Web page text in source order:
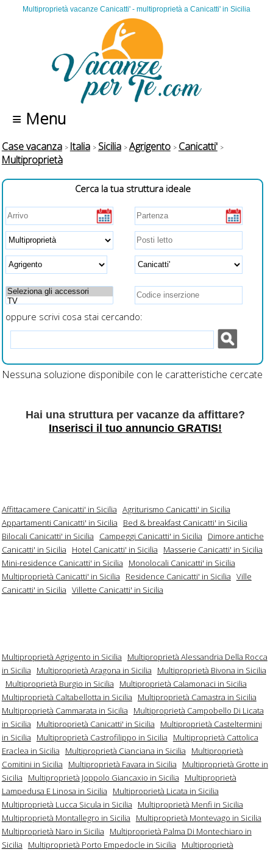
Multiproprietà vacanze Canicatti' - multiproprietà a Canicatti' in Sicilia
≡ Menu
Case vacanza Italia Sicilia Agrigento
Canicatti'
Multiproprietà
Cerca la tua struttura ideale
oppure scrivi cosa stai cercando:
Nessuna soluzione disponibile con le caratteristiche cercate
Hai una struttura per vacanze da affittare?
Inserisci il tuo annuncio GRATIS!
Affittacamere Canicatti' in Sicilia Agriturismo Canicatti' in Sicilia
Appartamenti Canicatti' in Sicilia
Bed & breakfast Canicatti' in Sicilia
Bilocali Canicatti' in Sicilia
Campeggi Canicatti' in Sicilia
Dimore antiche
Canicatti' in Sicilia
Hotel Canicatti' in Sicilia
Masserie Canicatti' in Sicilia
Mini-residence Canicatti' in Sicilia
Monolocali Canicatti' in Sicilia
Multiproprietà Canicatti' in Sicilia
Residence Canicatti' in Sicilia Ville
Canicatti' in Sicilia Villette Canicatti' in Sicilia
Multiproprietà Agrigento in Sicilia
Multiproprietà Alessandria Della Rocca
in Sicilia
Multiproprietà Aragona in Sicilia
Multiproprietà Bivona in Sicilia
Multiproprietà Burgio in Sicilia
Multiproprietà Calamonaci in Sicilia
Multiproprietà Caltabellotta in Sicilia
Multiproprietà Camastra in Sicilia
Multiproprietà Cammarata in Sicilia
Multiproprietà Campobello Di Licata
in Sicilia
Multiproprietà Canicatti' in Sicilia
Multiproprietà Casteltermini
in Sicilia
Multiproprietà Castrofilippo in Sicilia
Multiproprietà Cattolica
Eraclea in Sicilia
Multiproprietà Cianciana in Sicilia
Multiproprietà
Comitini in Sicilia
Multiproprietà Favara in Sicilia
Multiproprietà Grotte in
Sicilia
Multiproprietà Joppolo Giancaxio in Sicilia
Multiproprietà
Lampedusa E Linosa in Sicilia
Multiproprietà Licata in Sicilia
Multiproprietà Lucca Sicula in Sicilia
Multiproprietà Menfi in Sicilia
Multiproprietà Montallegro in Sicilia
Multiproprietà Montevago in Sicilia
Multiproprietà Naro in Sicilia
Multiproprietà Palma Di Montechiaro in
Sicilia
Multiproprietà Porto Empedocle in Sicilia
Multiproprietà